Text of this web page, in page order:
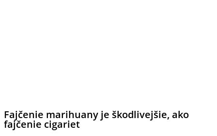
Fajčenie marihuany je škodlivejšie, ako
fajčenie cigariet